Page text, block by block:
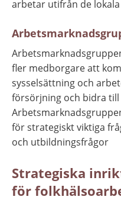
arbetar utifrån de
fler medborgare att
sysselsättning och
försörjning och bidra till
för strategiskt viktiga
och utbildningsfrågor
Strategiska
för